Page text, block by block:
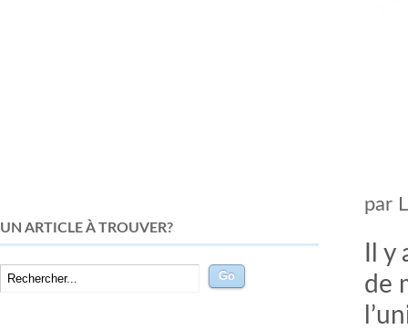
par
Il
de
UN ARTICLE À TROUVER?